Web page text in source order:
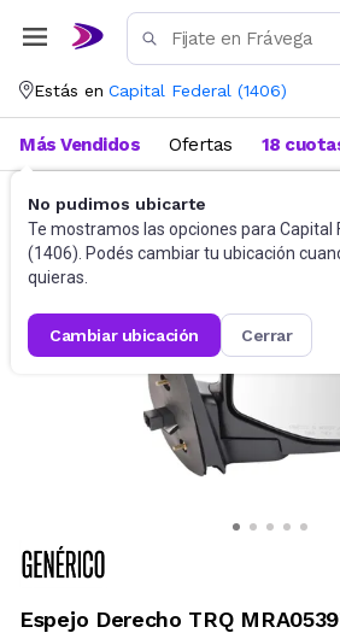
Estás en Capital Federal (1406)
No pudimos ubicarte
Te mostramos las opciones para Capital
(1406). Podés cambiar tu ubicación
quieras.
cambiar ubicación cerrar
Más Vendidos Ofertas 18
Accesorios para autos y motos
Espejo Derecho TRQ